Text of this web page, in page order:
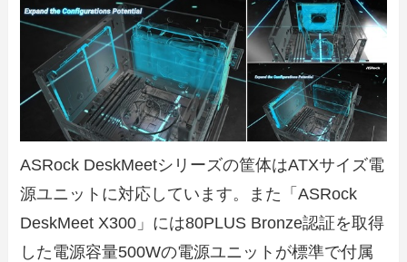
ASRock DeskMeetシリーズの筐体はATXサイズ電
源ユニットに対応しています。また「ASRock
DeskMeet X300」には80PLUS Bronze認証を取得
した電源容量500Wの電源ユニットが標準で付属